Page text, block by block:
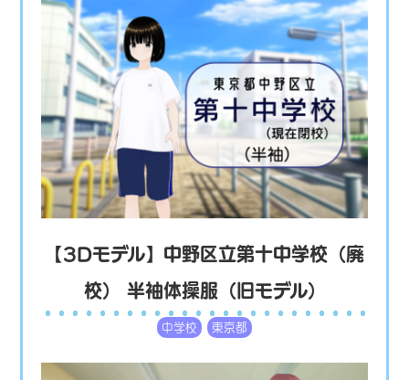
【3Dモデル】中野区立第十中学校（廃
校） 半袖体操服（旧モデル）
中学校 東京都